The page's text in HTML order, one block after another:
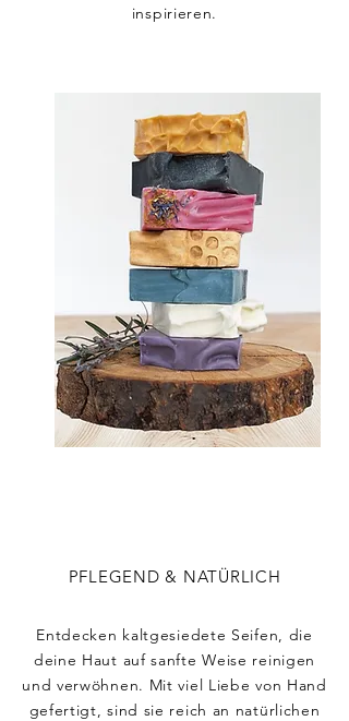
inspirieren.
PFLEGEND & NATÜRLICH
Entdecken kaltgesiedete Seifen, die
deine Haut auf sanfte Weise reinigen
und verwöhnen. Mit viel Liebe von Hand
gefertigt, sind sie reich an natürlichen